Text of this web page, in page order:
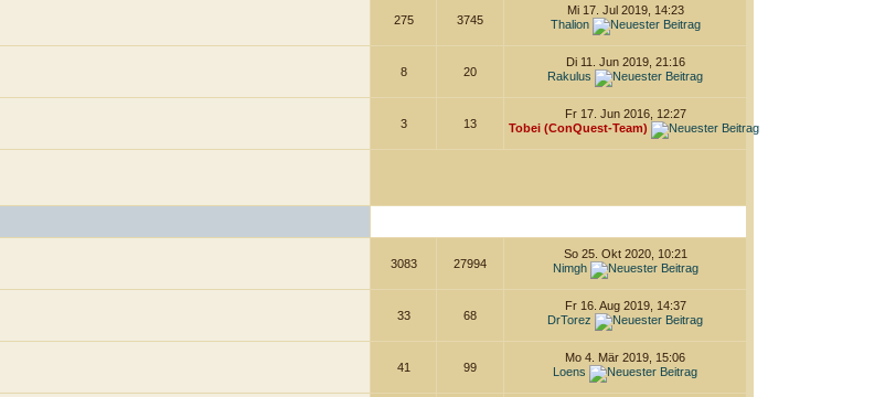
275 3745
Mi 17. Jul 2019, 14:23
Thalion
8 20
Di 11. Jun 2019, 21:16
Rakulus
3 13
Fr 17. Jun 2016, 12:27
Tobei (ConQuest-Team)
3083 27994
So 25. Okt 2020, 10:21
Nimgh
33 68
Fr 16. Aug 2019, 14:37
DrTorez
41 99
Mo 4. Mär 2019, 15:06
Loens